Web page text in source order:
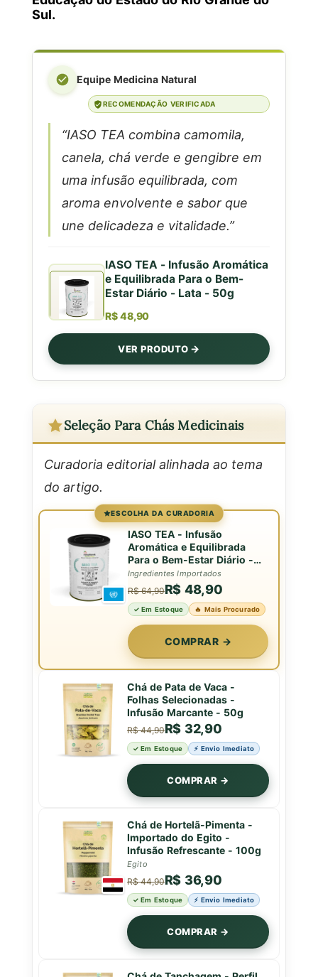
Sul.
Equipe Medicina Natural
RECOMENDAÇÃO VERIFICADA
“IASO TEA combina camomila,
canela, chá verde e gengibre em
uma infusão equilibrada, com
aroma envolvente e sabor que
une delicadeza e vitalidade.”
IASO TEA - Infusão Aromática
e Equilibrada Para o Bem-
Estar Diário - Lata - 50g
R$ 48,90
VER PRODUTO
Seleção Para Chás Medicinais
Curadoria editorial alinhada ao tema
do artigo.
ESCOLHA DA CURADORIA
IASO TEA - Infusão
Aromática e Equilibrada
Para o Bem-Estar Diário -
Lata - 50g
Ingredientes Importados
R$ 64,90R$ 48,90
✓ Em Estoque 🔥 Mais Procurado
COMPRAR →
Chá de Pata de Vaca -
Folhas Selecionadas -
Infusão Marcante - 50g
R$ 44,90R$ 32,90
✓ Em Estoque ⚡ Envio Imediato
COMPRAR →
Chá de Hortelã-Pimenta -
Importado do Egito -
Infusão Refrescante - 100g
Egito
R$ 44,90R$ 36,90
✓ Em Estoque ⚡ Envio Imediato
COMPRAR →